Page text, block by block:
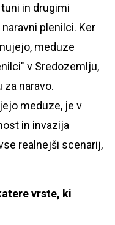
in drugimi
plenilci. Ker
meduze
v Sredozemlju,
naravo.
meduze, je v
in invazija
realnejši scenarij,
vrste, ki